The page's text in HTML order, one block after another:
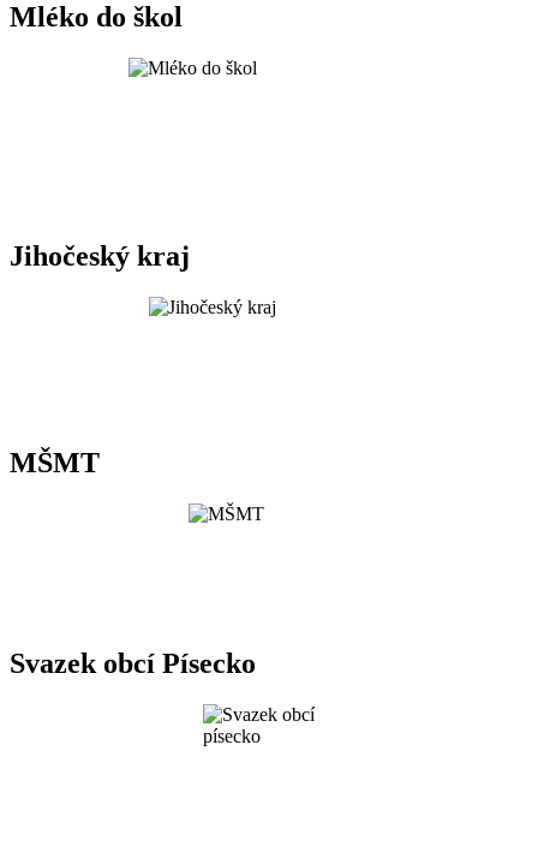
Mléko do škol
Jihočeský kraj
MŠMT
Svazek obcí Písecko